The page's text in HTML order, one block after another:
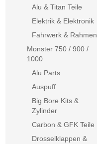
Alu & Titan Teile
Elektrik & Elektronik
Fahrwerk & Rahmen
Monster 750 / 900 /
1000
Alu Parts
Auspuff
Big Bore Kits &
Zylinder
Carbon & GFK Teile
Drosselklappen &